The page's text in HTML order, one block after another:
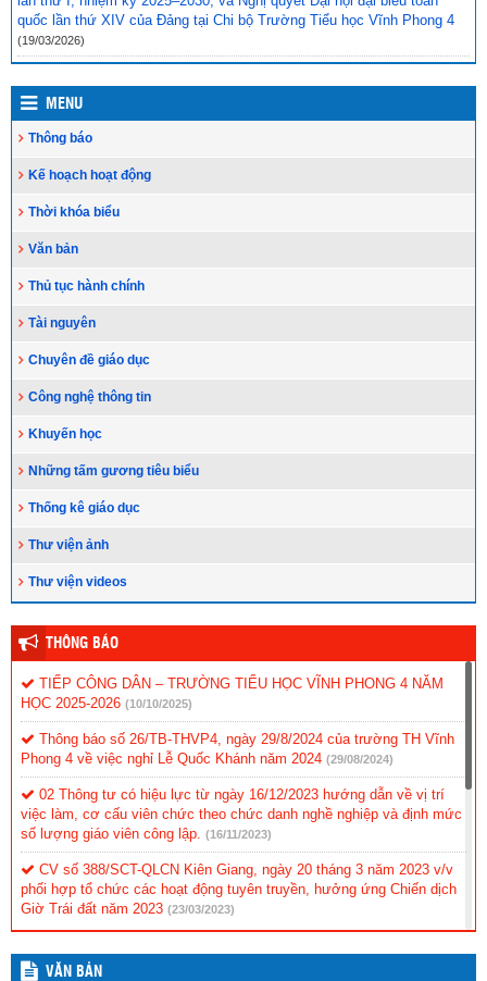
quốc lần thứ XIV của Đảng tại Chi bộ Trường Tiểu học Vĩnh Phong 4
(19/03/2026)
MENU
Thông báo
Kế hoạch hoạt động
Thời khóa biểu
Văn bản
Thủ tục hành chính
Tài nguyên
Chuyên đề giáo dục
Công nghệ thông tin
Khuyến học
Những tấm gương tiêu biểu
Thống kê giáo dục
Thư viện ảnh
Thư viện videos
THÔNG BÁO
TIẾP CÔNG DÂN – TRƯỜNG TIỂU HỌC VĨNH PHONG 4 NĂM
HỌC 2025-2026 (10/10/2025)
Thông báo số 26/TB-THVP4, ngày 29/8/2024 của trường TH Vĩnh
Phong 4 về việc nghỉ Lễ Quốc Khánh năm 2024 (29/08/2024)
02 Thông tư có hiệu lực từ ngày 16/12/2023 hướng dẫn về vị trí
việc làm, cơ cấu viên chức theo chức danh nghề nghiệp và định mức
số lượng giáo viên công lập.
(16/11/2023)
CV số 388/SCT-QLCN Kiên Giang, ngày 20 tháng 3 năm 2023 v/v
phối hợp tổ chức các hoạt động tuyên truyền, hưởng ứng Chiến dịch
Giờ Trái đất năm 2023 (23/03/2023)
Chính phủ Võ Văn Kiệt”
VĂN BẢN